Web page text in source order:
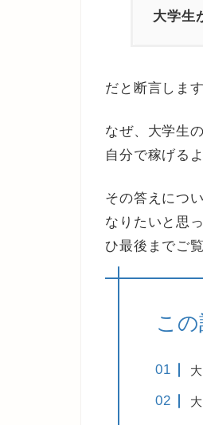
大学生
だと断言します
なぜ、大学生
自分で稼げる
その答えにつ
なりたいと思
ひ最後までご
こ